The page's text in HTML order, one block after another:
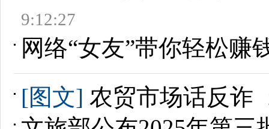
9:12:27
网络“女友”带你轻松赚
[图文] 农贸市场话反诈